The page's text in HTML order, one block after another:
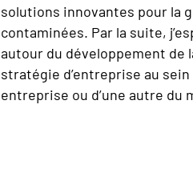
solutions innovantes pour la
contaminées. Par la suite,
autour du développement de
stratégie d’entreprise au sein
entreprise ou d’une autre du